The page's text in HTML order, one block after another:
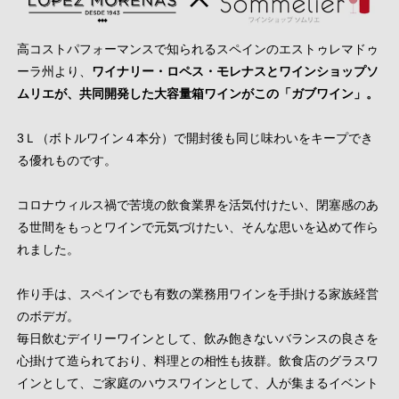
高コストパフォーマンスで知られるスペインのエストゥレマドゥ
ーラ州より、 ワイナリー・ロペス・モレナスとワインショップソ
ムリエが、共同開発した大容量箱ワインがこの「ガブワイン」。
3Ｌ（ボトルワイン４本分）で開封後も同じ味わいをキープでき
る優れものです。
コロナウィルス禍で苦境の飲食業界を活気付けたい、閉塞感のあ
る世間をもっとワインで元気づけたい、そんな思いを込めて作ら
れました。
作り手は、スペインでも有数の業務用ワインを手掛ける家族経営
のボデガ。
毎日飲むデイリーワインとして、飲み飽きないバランスの良さを
心掛けて造られており、料理との相性も抜群。飲食店のグラスワ
インとして、ご家庭のハウスワインとして、人が集まるイベント